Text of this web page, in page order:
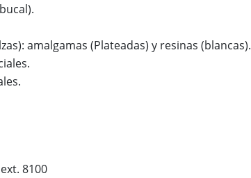
amalgamas (Plateadas) y resinas (blancas).
8100